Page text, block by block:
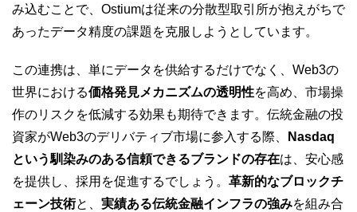
み込むことで、Ostiumは従来の分散型取引所が抱えがちで
あったデータ精度の課題を克服しようとしています。
この連携は、単にデータを供給するだけでなく、Web3の
世界における価格発見メカニズムの透明性を高め、市場操
作のリスクを低減する効果も期待できます。伝統金融の投
資家がWeb3のデリバティブ市場に参入する際、
Nasdaq
という馴染みのある信頼できるブランドの存在は、安心感
を提供し、採用を促進するでしょう。 革新的なブロックチ
ェーン技術と、 実績ある伝統金融インフラの強みを組み合